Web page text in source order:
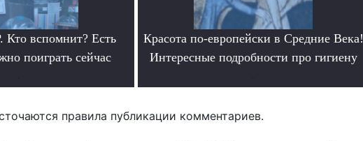
вспомнит? Есть
поиграть сейчас
Красота по-европейски в Средние Века!
Интересные подробности про гигиену
правила публикации комментариев.